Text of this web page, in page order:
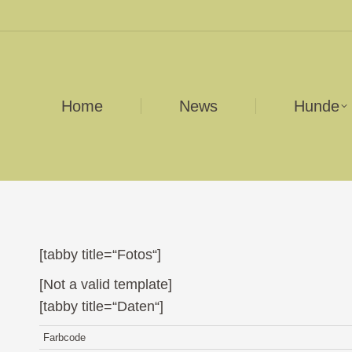
Home News Hunde
[tabby title=“Fotos“]
[Not a valid template]
[tabby title=“Daten“]
Farbcode